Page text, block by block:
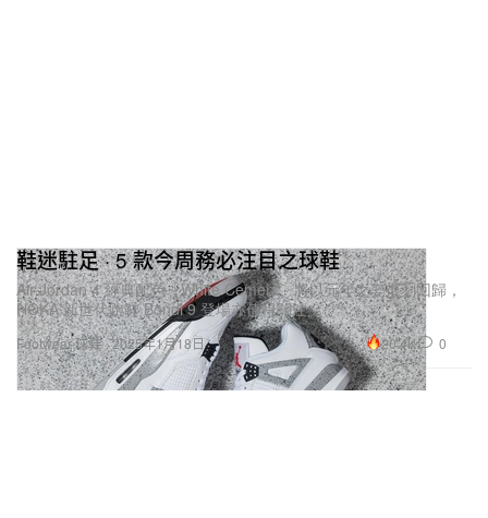
Footwear 球鞋
鞋迷駐足 · 5 款今周務必注目之球鞋
Air Jordan 4 經典配色「White Cement」將以元年之姿復刻回歸，
HOKA 新世代跑鞋 Bondi 9 登場亦值得關注。
2025年1月18日 20.4K 0